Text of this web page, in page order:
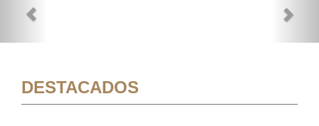
DESTACADOS